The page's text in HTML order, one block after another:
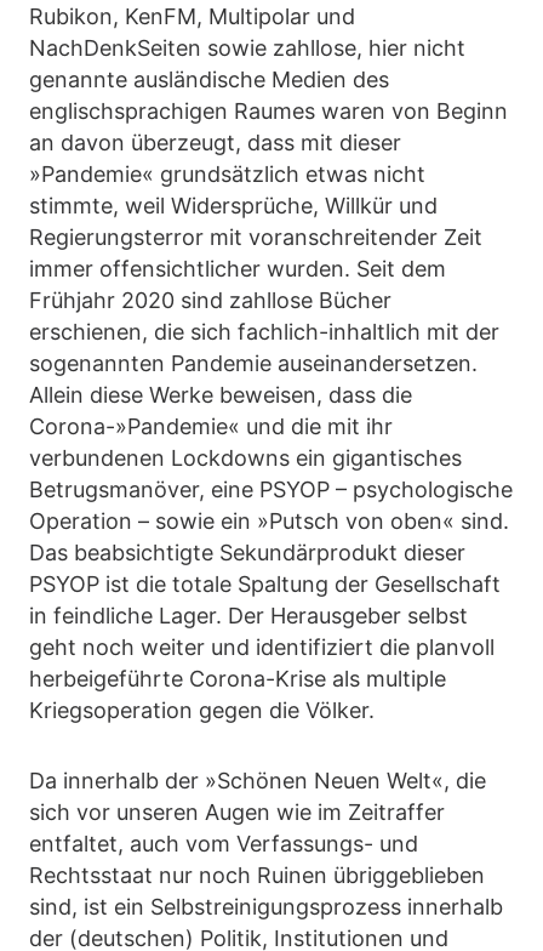
Rubikon, KenFM, Multipolar und
NachDenkSeiten sowie zahllose, hier nicht
genannte ausländische Medien des
englischsprachigen Raumes waren von Beginn
an davon überzeugt, dass mit dieser
»Pandemie« grundsätzlich etwas nicht
stimmte, weil Widersprüche, Willkür und
Regierungsterror mit voranschreitender Zeit
immer offensichtlicher wurden. Seit dem
Frühjahr 2020 sind zahllose Bücher
erschienen, die sich fachlich-inhaltlich mit der
sogenannten Pandemie auseinandersetzen.
Allein diese Werke beweisen, dass die
Corona-»Pandemie« und die mit ihr
verbundenen Lockdowns ein gigantisches
Betrugsmanöver, eine PSYOP – psychologische
Operation – sowie ein »Putsch von oben« sind.
Das beabsichtigte Sekundärprodukt dieser
PSYOP ist die totale Spaltung der Gesellschaft
in feindliche Lager. Der Herausgeber selbst
geht noch weiter und identifiziert die planvoll
herbeigeführte Corona-Krise als multiple
Kriegsoperation gegen die Völker.
Da innerhalb der »Schönen Neuen Welt«, die
sich vor unseren Augen wie im Zeitraffer
entfaltet, auch vom Verfassungs- und
Rechtsstaat nur noch Ruinen übriggeblieben
sind, ist ein Selbstreinigungsprozess innerhalb
der (deutschen) Politik, Institutionen und